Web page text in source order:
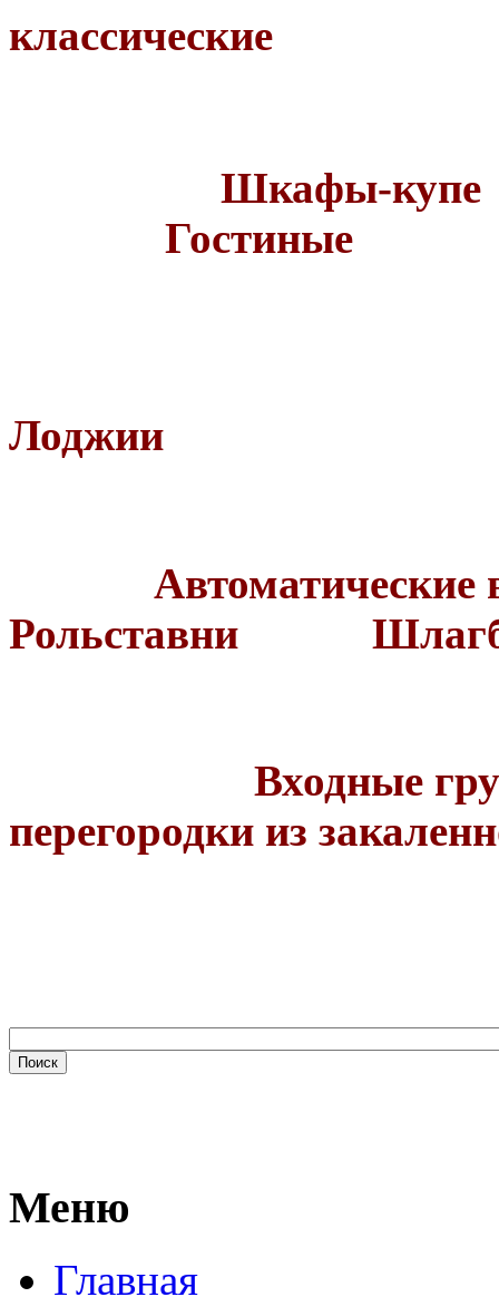
классические
Гостиные
Лоджии
Рольставни
перегородки из
Меню
Главная